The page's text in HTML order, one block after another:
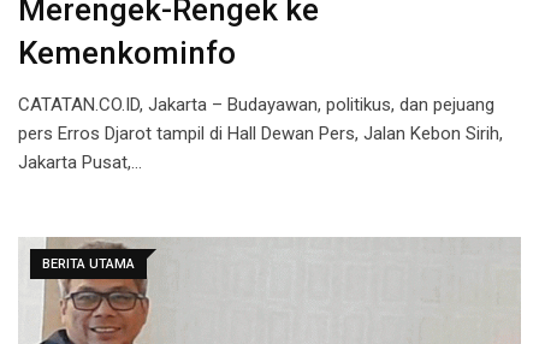
Merengek-Rengek ke
Kemenkominfo
CATATAN.CO.ID, Jakarta – Budayawan, politikus, dan pejuang
pers Erros Djarot tampil di Hall Dewan Pers, Jalan Kebon Sirih,
Jakarta Pusat,…
BERITA UTAMA